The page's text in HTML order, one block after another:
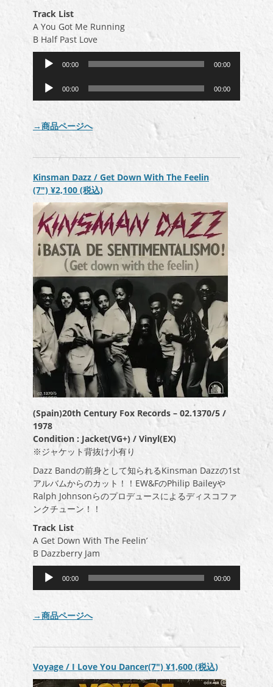
Track List
A You Got Me Running
B Half Past Love
ー
00:00 00:00
ー
ー
00:00 00:00
→商品ページへ
Kinsman Dazz / Get Down With The Feelin
(7″) ¥2,100 (税込)
(Spain)20th Century Fox Records – 02.1370/5 /
1978
Condition : Jacket(VG+) / Vinyl(EX)
※ジャケット背抜け小有り
Dazz Bandの前身として知られるKinsman Dazzの1st
アルバムからのカット！！EW&FのPhilip Baileyや
Ralph Johnsonらのプロデュースによるディスコファ
ンクチューン！！
Track List
A Get Down With The Feelin’
B Dazzberry Jam
ー
ー
00:00 00:00
→商品ページへ
Voyage / I Love You Dancer(7″) ¥1,600 (税込)